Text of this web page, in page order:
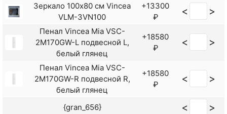
Зеркало 100x80 см Vincea
VLM-3VN100
+13300
₽
< >
Пенал Vincea Mia VSC-
2M170GW-L подвесной L,
белый глянец
+18580
₽
< >
Пенал Vincea Mia VSC-
2M170GW-R подвесной R,
белый глянец
+18580
₽
< >
{gran_656} < >